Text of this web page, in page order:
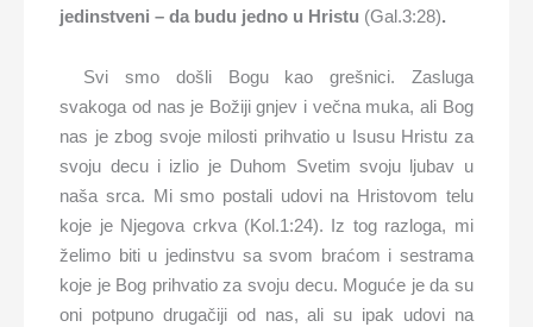
jedinstveni – da budu jedno u Hristu (Gal.3:28).
Svi smo došli Bogu kao grešnici. Zasluga
svakoga od nas je Božiji gnjev i večna muka, ali Bog
nas je zbog svoje milosti prihvatio u Isusu Hristu za
svoju decu i izlio je Duhom Svetim svoju ljubav u
naša srca. Mi smo postali udovi na Hristovom telu
koje je Njegova crkva (Kol.1:24). Iz tog razloga, mi
želimo biti u jedinstvu sa svom braćom i sestrama
koje je Bog prihvatio za svoju decu. Moguće je da su
oni potpuno drugačiji od nas, ali su ipak udovi na